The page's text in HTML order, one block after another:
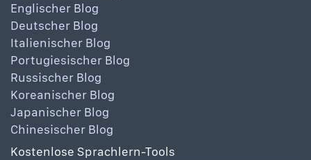
Englischer Blog
Deutscher Blog
Italienischer Blog
Portugiesischer Blog
Russischer Blog
Koreanischer Blog
Japanischer Blog
Chinesischer Blog
Kostenlose Sprachlern-Tools